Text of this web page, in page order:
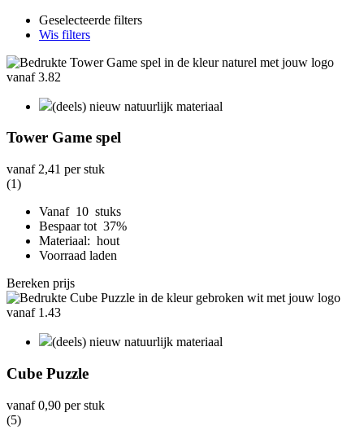
Geselecteerde filters
Wis filters
(deels) nieuw natuurlijk materiaal
Tower Game spel
vanaf 2,41 per stuk
(1)
Vanaf 10 stuks
Bespaar tot 37%
Materiaal: hout
Voorraad laden
Bereken prijs
(deels) nieuw natuurlijk materiaal
Cube Puzzle
vanaf0,90 per stuk
(5)